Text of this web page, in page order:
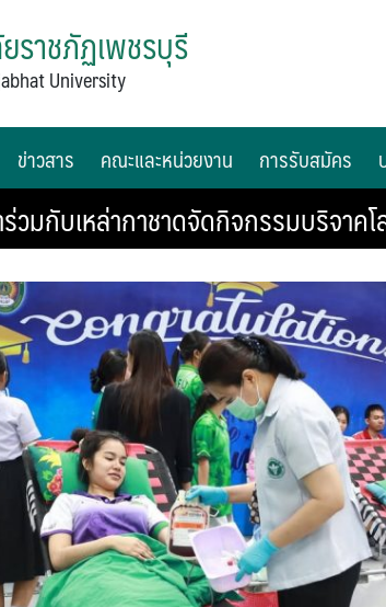
ราชภัฏเพชรบุรี
University
ข่าวสาร คณะและหน่วยงาน การรับสมัคร
มกับเหล่ากาชาดจัดกิจกรรมบริจาค